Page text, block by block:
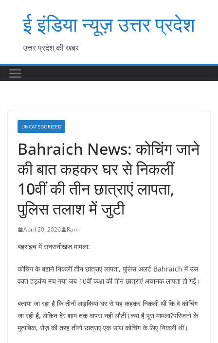
contentई इंडिया न्यूज़ उत्तर प्रदेश
उत्तर प्रदेश की खबर
UNCATEGORIZED
Bahraich News: कोचिंग जाने
की बात कहकर घर से निकलीं
10वीं की तीन छात्राएं लापता,
पुलिस तलाश में जुटी
April 20, 2026 Ram
बहराइच में सनसनीखेज मामला:
कोचिंग के बहाने निकलीं तीन छात्राएं लापता, पुलिस अलर्ट Bahraich में उस
वक्त हड़कंप मच गया जब 10वीं कक्षा की तीन छात्राएं अचानक लापता हो गईं।
बताया जा रहा है कि तीनों लड़कियां घर से यह कहकर निकली थीं कि वे कोचिंग
जा रही हैं, लेकिन देर शाम तक वापस नहीं लौटीं।क्या है पूरा मामला?परिजनों के
मुताबिक, रोज़ की तरह तीनों छात्राएं एक साथ कोचिंग के लिए निकली थीं।